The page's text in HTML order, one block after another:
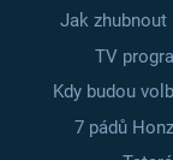
Jak zhubnout
TV
Kdy budou
7 pádů